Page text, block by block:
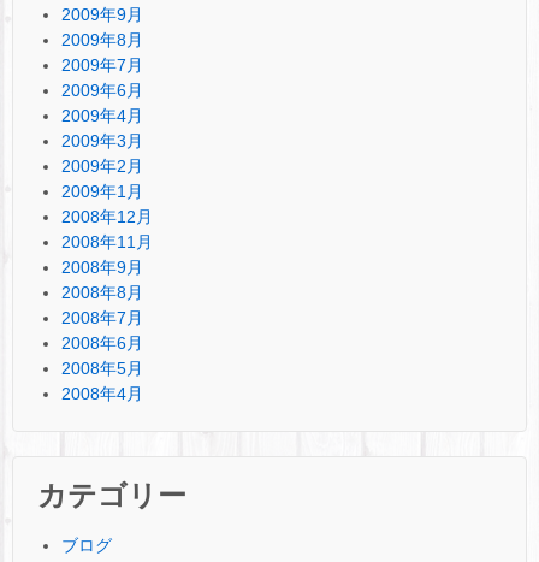
2009年9月
2009年8月
2009年7月
2009年6月
2009年4月
2009年3月
2009年2月
2009年1月
2008年12月
2008年11月
2008年9月
2008年8月
2008年7月
2008年6月
2008年5月
2008年4月
カテゴリー
ブログ